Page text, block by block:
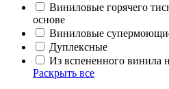
Виниловые горячего
основе
Виниловые
Дуплексные
Из вспененного винила
Раскрыть все